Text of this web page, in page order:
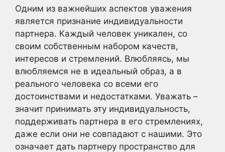
Одним из важнейших аспектов уважения
является признание индивидуальности
партнера. Каждый человек уникален, со
своим собственным набором качеств,
интересов и стремлений. Влюбляясь, мы
влюбляемся не в идеальный образ, а в
реального человека со всеми его
достоинствами и недостатками. Уважать –
значит принимать эту индивидуальность,
поддерживать партнера в его стремлениях,
даже если они не совпадают с нашими. Это
означает дать партнеру пространство для